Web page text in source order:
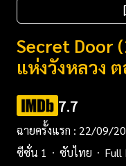
Secret Door
แห่งวังหลวง
7.7
ฉายครั้งแรก : 22/09/
ซีซั่น 1
ซับไทย
Full